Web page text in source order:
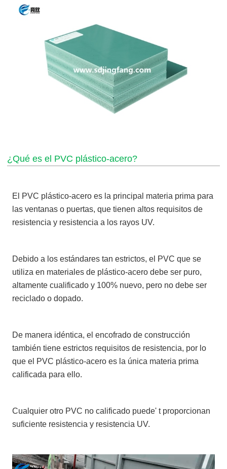
¿Qué es el PVC plástico-acero?
El PVC plástico-acero es la principal materia prima para
las ventanas o puertas, que tienen altos requisitos de
resistencia y resistencia a los rayos UV.
Debido a los estándares tan estrictos, el PVC que se
utiliza en materiales de plástico-acero debe ser puro,
altamente cualificado y 100% nuevo, pero no debe ser
reciclado o dopado.
De manera idéntica, el encofrado de construcción
también tiene estrictos requisitos de resistencia, por lo
que el PVC plástico-acero es la única materia prima
calificada para ello.
Cualquier otro PVC no calificado puede' t proporcionan
suficiente resistencia y resistencia UV.